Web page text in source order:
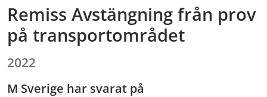
Remiss Avstängning från prov
på transportområdet
2022
M Sverige har svarat på